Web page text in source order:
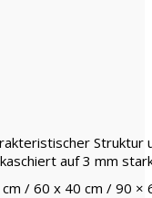
auf 3 mm
/ 60 x 40 cm / 90 ×